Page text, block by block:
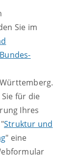
Sie im
.
für die
Ihres
Struktur und
" eine